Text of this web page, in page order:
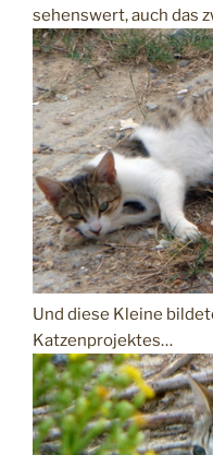
sehenswert, auch das
Und diese Kleine
Katzenprojektes…